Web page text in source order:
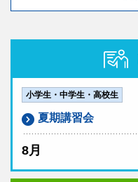
小学生・中学生・高校生
夏期講習会
8月